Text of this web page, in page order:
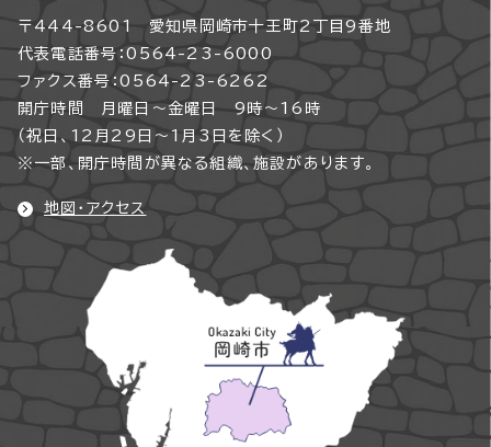
〒444-8601 愛知県岡崎市十王町2丁目9番地
代表電話番号：0564-23-6000
ファクス番号：0564-23-6262
開庁時間 月曜日～金曜日 9時～16時
（祝日、12月29日～1月3日を除く）
※一部、開庁時間が異なる組織、施設があります。
地図・アクセス